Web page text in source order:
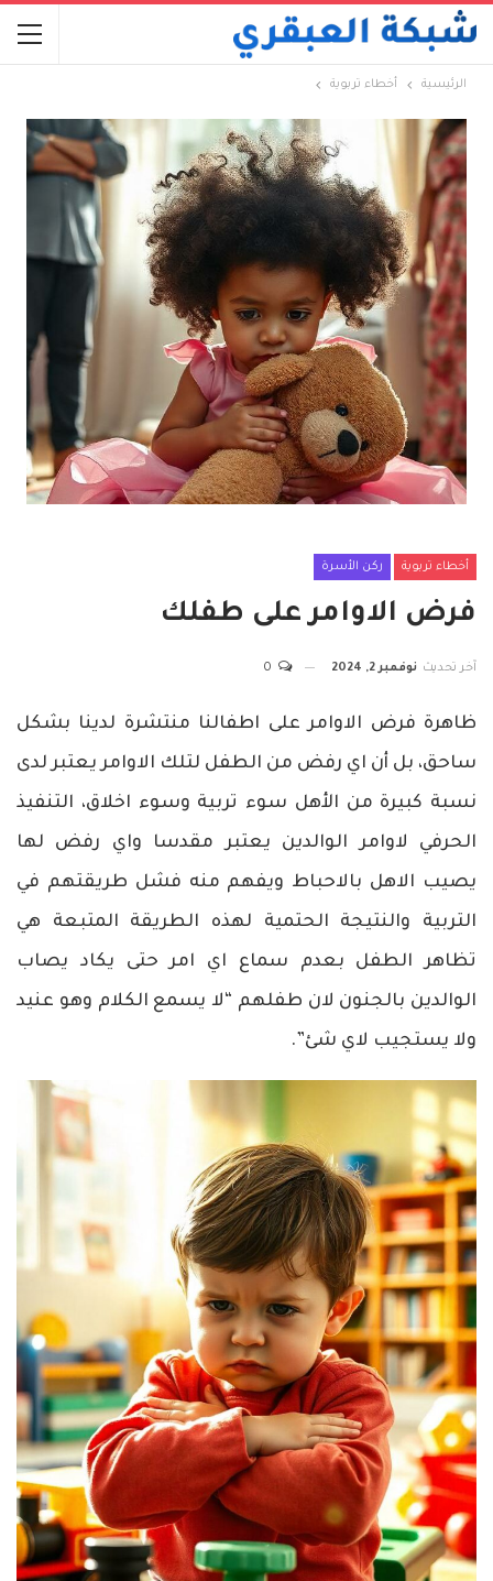
الرئيسية أخطاء تربوية
أخطاء تربوية ركن الأسرة
فرض الاوامر على طفلك
آخر تحديث نوفمبر 2, 2024
ظاهرة فرض الاوامر على اطفالنا منتشرة لدينا بشكل
ساحق، بل أن اي رفض من الطفل لتلك الاوامر يعتبر لدى
نسبة كبيرة من الأهل سوء تربية وسوء اخلاق، التنفيذ
الحرفي لاوامر الوالدين يعتبر مقدسا واي رفض لها
يصيب الاهل بالاحباط ويفهم منه فشل طريقتهم في
التربية والنتيجة الحتمية لهذه الطريقة المتبعة هي
تظاهر الطفل بعدم سماع اي امر حتى يكاد يصاب
الوالدين بالجنون لان طفلهم “لا يسمع الكلام وهو عنيد
ولا يستجيب لاي شئ”.